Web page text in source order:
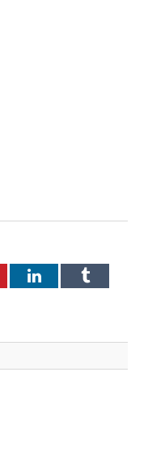
LinkedInTumblr